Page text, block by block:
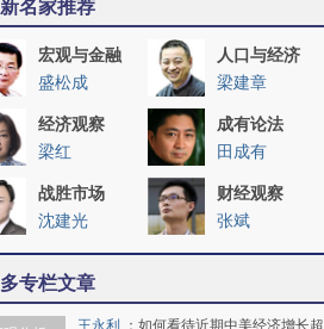
名家推荐
宏观与金融
盛松成
人口与经济
梁建章
经济观察
梁红
成有论法
田成有
战胜市场
沈建光
财经观察
张斌
专栏文章
王永利 ： 如何看待近期中美经济增长超